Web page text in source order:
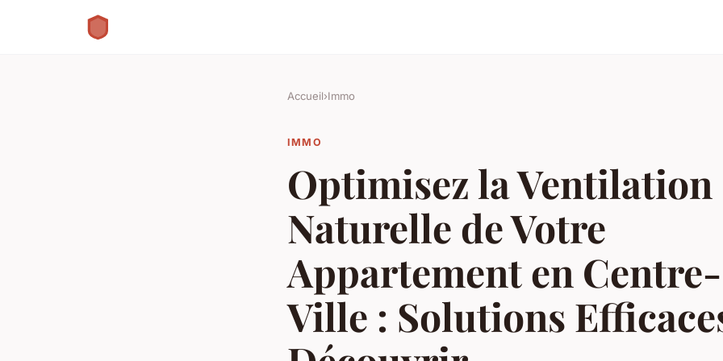
Accueil›Immo
IMMO
Optimisez la Ventilation
Naturelle de Votre
Appartement en Centre-
Ville : Solutions